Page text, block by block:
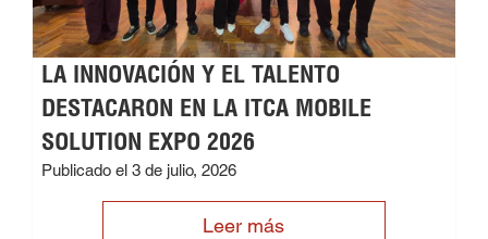
LA INNOVACIÓN Y EL TALENTO
DESTACARON EN LA ITCA MOBILE
SOLUTION EXPO 2026
Publicado el 3 de julio, 2026
Leer más